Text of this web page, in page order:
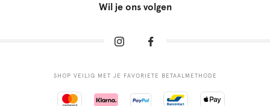
Wil je ons volgen
SHOP VEILIG MET JE FAVORIETE BETAALMETHODE